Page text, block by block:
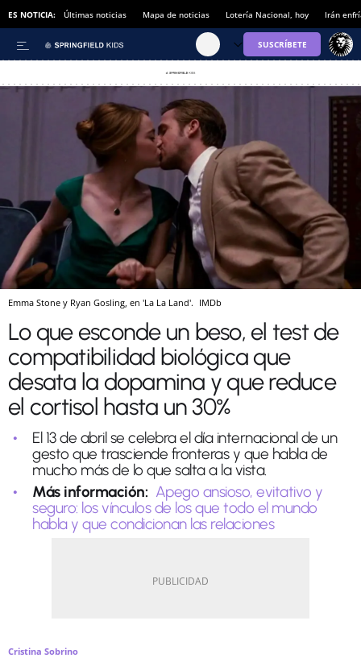
ES NOTICIA: Últimas noticias Mapa de noticias Lotería Nacional, hoy Irán
Emma Stone y Ryan Gosling, en 'La La Land'. IMDb
Lo que esconde un beso, el test de
compatibilidad biológica que
desata la dopamina y que reduce
el cortisol hasta un 30%
El 13 de abril se celebra el día internacional de un
gesto que trasciende fronteras y que habla de
mucho más de lo que salta a la vista.
Más información: Apego ansioso, evitativo y
seguro: los vínculos de los que todo el mundo
habla y que condicionan las relaciones
Cristina Sobrino